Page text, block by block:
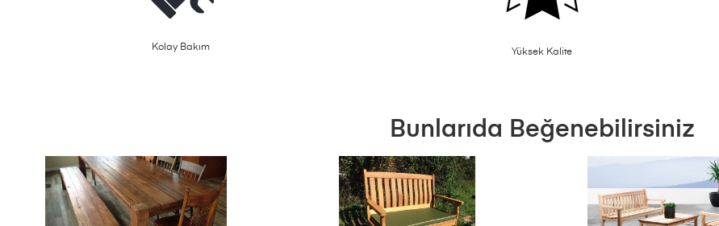
Kolay Bakım Yüksek Kalite
Bunlarıda Beğenebilirsiniz